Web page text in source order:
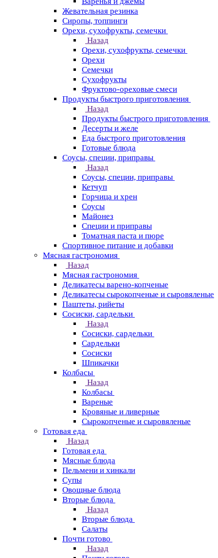
Жевательная резинка
Сиропы, топпинги
Орехи, сухофрукты, семечки
Назад
Орехи, сухофрукты, семечки
Орехи
Семечки
Сухофрукты
Фруктово-ореховые смеси
Продукты быстрого приготовления
Назад
Продукты быстрого приготовления
Десерты и желе
Еда быстрого приготовления
Готовые блюда
Соусы, специи, приправы
Назад
Соусы, специи, приправы
Кетчуп
Горчица и хрен
Соусы
Майонез
Специи и приправы
Томатная паста и пюре
Спортивное питание и добавки
Мясная гастрономия
Назад
Мясная гастрономия
Деликатесы варено-копченые
Деликатесы сырокопченые и сыровяленые
Паштеты, рийеты
Сосиски, сардельки
Назад
Сосиски, сардельки
Сардельки
Сосиски
Шпикачки
Колбасы
Назад
Колбасы
Вареные
Кровяные и ливерные
Сырокопченые и сыровяленые
Готовая еда
Назад
Готовая еда
Мясные блюда
Пельмени и хинкали
Супы
Овощные блюда
Вторые блюда
Назад
Вторые блюда
Салаты
Почти готово
Назад